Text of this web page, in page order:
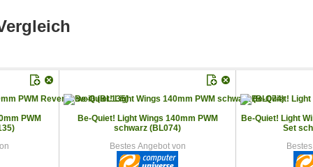
PWM
Be-Quiet! Light Wings 140mm PWM
schwarz (BL074)
Be-Quiet! Light
Set
Bestes Angebot von